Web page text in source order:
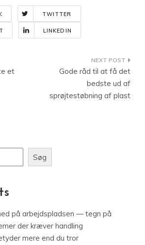
TWITTER
LINKEDIN
et
Gode råd til at få det
bedste ud af
sprøjtestøbning af plast
Søg
på arbejdspladsen — tegn på
der kræver handling
mere end du tror